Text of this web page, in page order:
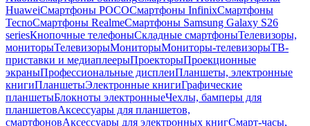
HuaweiСмартфоны POCOСмартфоны InfinixСмартфоны
TecnoСмартфоны RealmeСмартфоны Samsung Galaxy S26
seriesКнопочные телефоныСкладные смартфоныТелевизоры,
мониторыТелевизорыМониторыМониторы-телевизорыТВ-
приставки и медиаплеерыПроекторыПроекционные
экраныПрофессиональные дисплеиПланшеты, электронные
книгиПланшетыЭлектронные книгиГрафические
планшетыБлокноты электронныеЧехлы, бамперы для
планшетовАксессуары для планшетов,
смартфоновАксессуары для электронных книгСмарт-часы,